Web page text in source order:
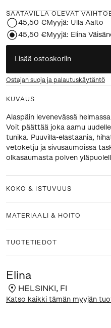
SAATAVILLA OLEVAT
45,50 €Myyjä: Ulla Aalto
45,50 €Myyjä: Elina
Lisää ostoskoriin
Ostajan suoja ja palautuskäytäntö
KUVAUS
Alaspäin levenevässä
Voit päättää joka aamu
tunika. Puuvilla-elastaania,
vetoketju ja sivusaumoissa
olkasaumasta polven
KOKO & ISTUVUUS
MATERIAALI & HOITO
TUOTETIEDOT
Elina
HELSINKI, FI
Katso kaikki tämän myyjän